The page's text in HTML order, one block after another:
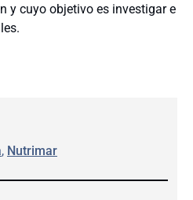
y cuyo objetivo es investigar e
, Nutrimar